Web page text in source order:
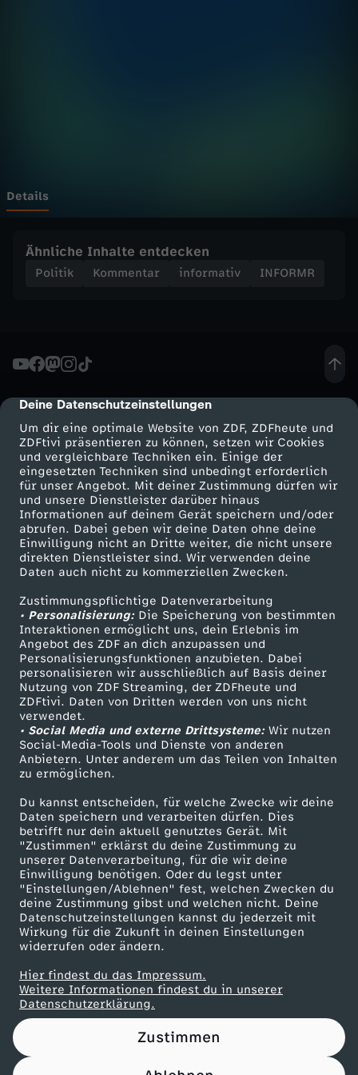
cmp-dialog-description
Deine Datenschutzeinstellungen
Um dir eine optimale Website von ZDF, ZDFheute und
ZDFtivi präsentieren zu können, setzen wir Cookies
und vergleichbare Techniken ein. Einige der
eingesetzten Techniken sind unbedingt erforderlich
für unser Angebot. Mit deiner Zustimmung dürfen wir
und unsere Dienstleister darüber hinaus
Informationen auf deinem Gerät speichern und/oder
abrufen. Dabei geben wir deine Daten ohne deine
Einwilligung nicht an Dritte weiter, die nicht unsere
direkten Dienstleister sind. Wir verwenden deine
Daten auch nicht zu kommerziellen Zwecken.
Zustimmungspflichtige Datenverarbeitung
• Personalisierung:Die Speicherung von bestimmten
Interaktionen ermöglicht uns, dein Erlebnis im
Angebot des ZDF an dich anzupassen und
Personalisierungsfunktionen anzubieten. Dabei
personalisieren wir ausschließlich auf Basis deiner
Nutzung von ZDF Streaming, der ZDFheute und
ZDFtivi. Daten von Dritten werden von uns nicht
verwendet.
• Social Media und externe Drittsysteme:Wir nutzen
Social-Media-Tools und Dienste von anderen
Anbietern. Unter anderem um das Teilen von Inhalten
zu ermöglichen.
Du kannst entscheiden, für welche Zwecke wir deine
Daten speichern und verarbeiten dürfen. Dies
betrifft nur dein aktuell genutztes Gerät. Mit
"Zustimmen" erklärst du deine Zustimmung zu
unserer Datenverarbeitung, für die wir deine
Einwilligung benötigen. Oder du legst unter
"Einstellungen/Ablehnen" fest, welchen Zwecken du
deine Zustimmung gibst und welchen nicht. Deine
Datenschutzeinstellungen kannst du jederzeit mit
Wirkung für die Zukunft in deinen Einstellungen
widerrufen oder ändern.
Hier findest du das Impressum.
Weitere Informationen findest du in unserer
Datenschutzerklärung.
Zustimmen
U
m
u
s
s
i
c
h
ä
n
d
e
r
n
!
Details
Ähnliche Inhalte entdecken
Politik Kommentar informativ INFORMR
Mehr ZDF
ZDF-Apps
Smart TV
ZDFtext
Livestreams
Sendungen A-Z
TV-Programm
Service
ZDFmitreden
Kontakt zum ZDF
Tickets
Zuschauerservice
Hilfe
ZDF Unternehmen
Karriere
ZDF goes Schule
Werbefernsehen
Mainzelmännchen
Partner